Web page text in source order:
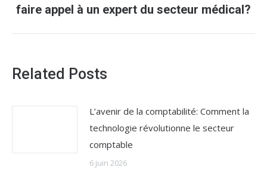
suivant
faire appel à un expert du secteur médical?
Related Posts
L’avenir de la comptabilité: Comment la
technologie révolutionne le secteur
comptable
6 juin 2026